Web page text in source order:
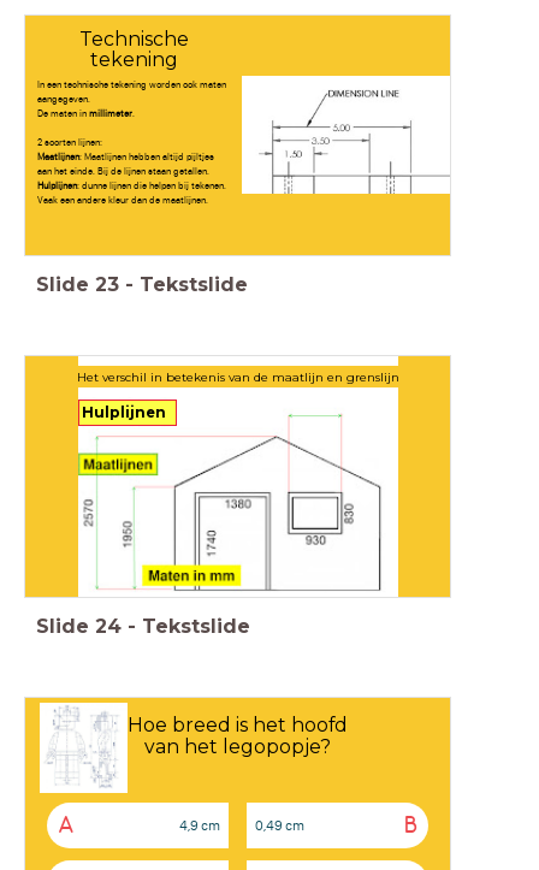
Technische
tekening
In een technische tekening worden ook maten
aangegeven.
De maten inmillimeter
2 soorten lijnen:
Maatlijnen: Maatlijnen hebben altijd pijltjes
aan het einde. Bij de lijnen staan getallen.
Hulplijnen: dunne lijnen die helpen bij tekenen.
Vaak een andere kleur dan de maatlijnen.
Slide 23 - Tekstslide
Het verschil in betekenis van de maatlijn en grenslijn
Hulplijnen
Slide 24 - Tekstslide
Hoe breed is het hoofd
van het legopopje?
A 4,9 cm B
0,49 cm